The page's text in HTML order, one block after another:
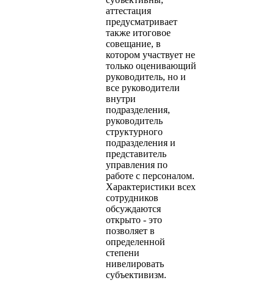
аттестация
предусматривает
также итоговое
совещание, в
котором участвует не
только оценивающий
руководитель, но и
все руководители
внутри
подразделения,
руководитель
структурного
подразделения и
представитель
управления по
работе с персоналом.
Характеристики всех
сотрудников
обсуждаются
открыто - это
позволяет в
определенной
степени
нивелировать
субъективизм.